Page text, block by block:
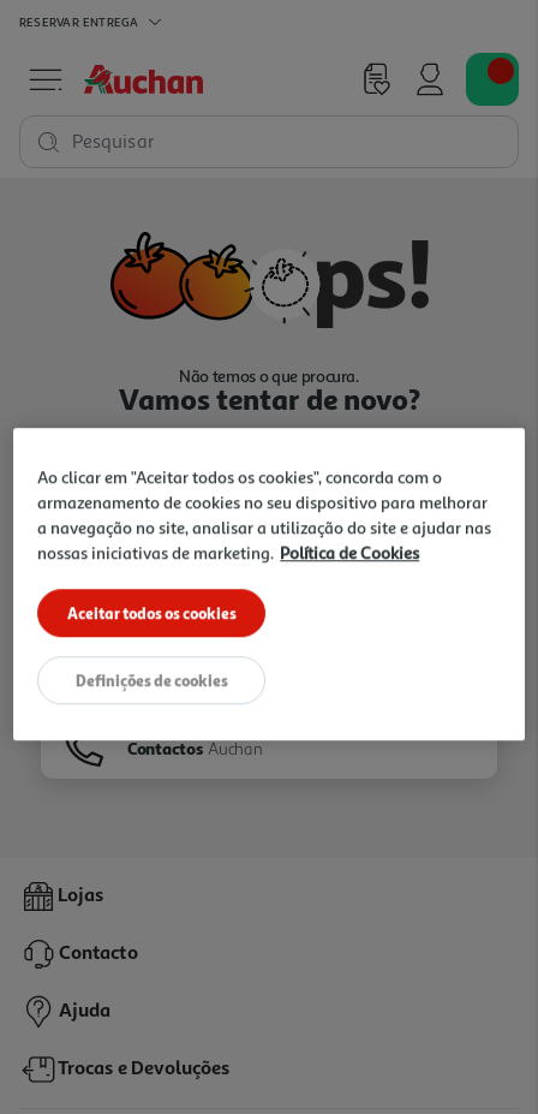
RESERVAR ENTREGA
Pesquisar
Não temos o que procura.
Vamos tentar de novo?
Ir para Homepage
Folhetos
Contactos Auchan
Lojas
Contacto
Ajuda
Trocas e Devoluções
Ao clicar em "Aceitar todos os cookies", concorda com o
armazenamento de cookies no seu dispositivo para melhorar
a navegação no site, analisar a utilização do site e ajudar nas
nossas iniciativas de marketing. Política de Cookies
Aceitar todos os cookies
Definições de cookies